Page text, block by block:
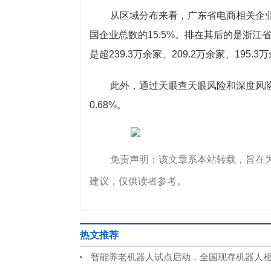
从区域分布来看，广东省电商相关企
国企业总数的15.5%。排在其后的是浙江
是超239.3万余家、209.2万余家、195.3
此外，通过天眼查天眼风险和深度风
0.68%。
免责声明：该文章系本站转载，旨在
建议，仅供读者参考。
热文推荐